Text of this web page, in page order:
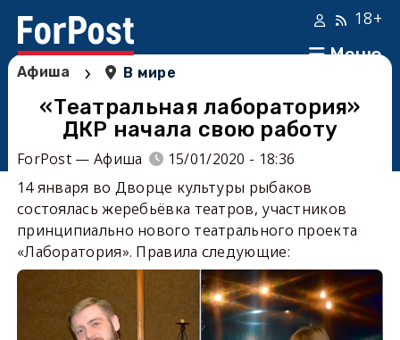
Меню
18+
Афиша › В мире
«Театральная лаборатория»
ДКР начала свою работу
ForPost — Афиша
15/01/2020 - 18:36
14 января во Дворце культуры рыбаков
состоялась жеребьёвка театров, участников
принципиально нового театрального проекта
«Лаборатория». Правила следующие: